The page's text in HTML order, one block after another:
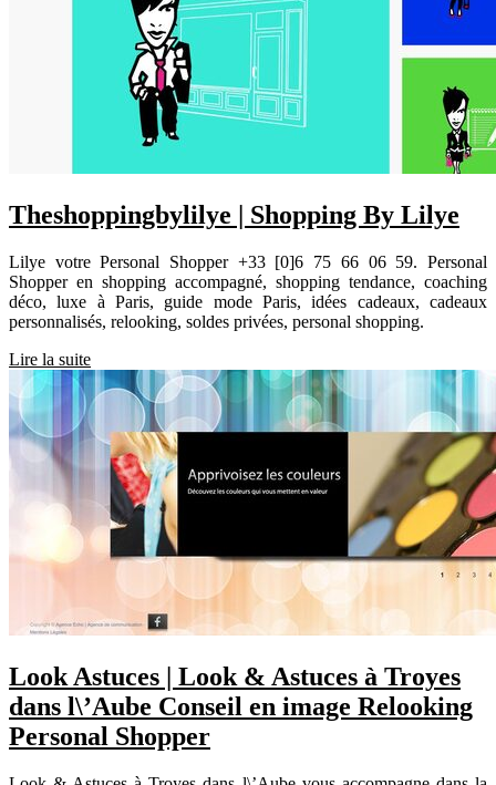
Theshoppingbylilye | Shopping By Lilye
Lilye votre Personal Shopper +33 [0]6 75 66 06 59. Personal
Shopper en shopping accompagné, shopping tendance, coaching
déco, luxe à Paris, guide mode Paris, idées cadeaux, cadeaux
personnalisés, relooking, soldes privées, personal shopping.
Lire la suite
Look Astuces | Look & Astuces à Troyes
dans l\’Aube Conseil en image Relooking
Personal Shopper